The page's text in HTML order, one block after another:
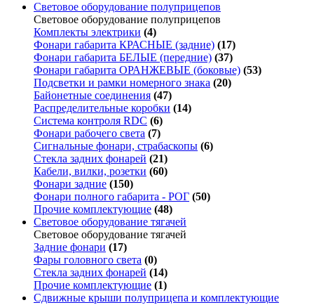
Световое оборудование полуприцепов
Световое оборудование полуприцепов
Комплекты электрики (4)
Фонари габарита КРАСНЫЕ (задние) (17)
Фонари габарита БЕЛЫЕ (передние) (37)
Фонари габарита ОРАНЖЕВЫЕ (боковые) (53)
Подсветки и рамки номерного знака (20)
Байонетные соединения (47)
Распределительные коробки (14)
Система контроля RDC (6)
Фонари рабочего света (7)
Сигнальные фонари, страбаскопы (6)
Стекла задних фонарей (21)
Кабели, вилки, розетки (60)
Фонари задние (150)
Фонари полного габарита - РОГ (50)
Прочие комплектующие (48)
Световое оборудование тягачей
Световое оборудование тягачей
Задние фонари (17)
Фары головного света (0)
Стекла задних фонарей (14)
Прочие комплектующие (1)
Сдвижные крыши полуприцепа и комплектующие